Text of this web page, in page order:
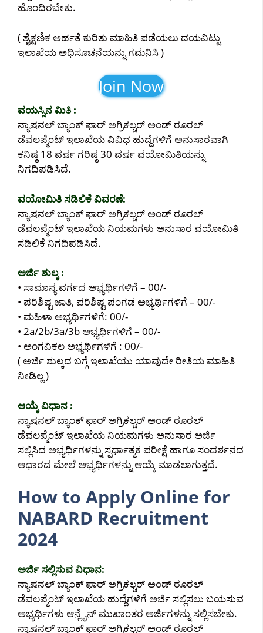
ಹೊಂದಿರಬೇಕು.
( ಶೈಕ್ಷಣಿಕ ಅರ್ಹತೆ ಕುರಿತು ಮಾಹಿತಿ ಪಡೆಯಲು ದಯವಿಟ್ಟು
ಇಲಾಖೆಯ ಅಧಿಸೂಚನೆಯನ್ನು ಗಮನಿಸಿ )
Join Now
ವಯಸ್ಸಿನ ಮಿತಿ :
ನ್ಯಾಷನಲ್ ಬ್ಯಾಂಕ್ ಫಾರ್ ಅಗ್ರಿಕಲ್ಚರ್ ಅಂಡ್ ರೂರಲ್
ಡೆವಲಪ್ಮೆಂಟ್ ಇಲಾಖೆಯ ವಿವಿಧ ಹುದ್ದೆಗಳಿಗೆ ಅನುಸಾರವಾಗಿ
ಕನಿಷ್ಠ 18 ವರ್ಷ ಗರಿಷ್ಠ 30 ವರ್ಷ ವಯೋಮಿತಿಯನ್ನು
ನಿಗದಿಪಡಿಸಿದೆ.
ವಯೋಮಿತಿ ಸಡಿಲಿಕೆ ವಿವರಣೆ:
ನ್ಯಾಷನಲ್ ಬ್ಯಾಂಕ್ ಫಾರ್ ಅಗ್ರಿಕಲ್ಚರ್ ಅಂಡ್ ರೂರಲ್
ಡೆವಲಪ್ಮೆಂಟ್ ಇಲಾಖೆಯ ನಿಯಮಗಳು ಅನುಸಾರ ವಯೋಮಿತಿ
ಸಡಿಲಿಕೆ ನಿಗದಿಪಡಿಸಿದೆ.
ಅರ್ಜಿ ಶುಲ್ಕ :
• ಸಾಮಾನ್ಯ ವರ್ಗದ ಅಭ್ಯರ್ಥಿಗಳಿಗೆ – 00/-
• ಪರಿಶಿಷ್ಟ ಜಾತಿ, ಪರಿಶಿಷ್ಟ ಪಂಗಡ ಅಭ್ಯರ್ಥಿಗಳಿಗೆ – 00/-
• ಮಹಿಳಾ ಅಭ್ಯರ್ಥಿಗಳಿಗೆ: 00/-
• 2a/2b/3a/3b ಅಭ್ಯರ್ಥಿಗಳಿಗೆ – 00/-
• ಅಂಗವಿಕಲ ಅಭ್ಯರ್ಥಿಗಳಿಗೆ : 00/-
( ಅರ್ಜಿ ಶುಲ್ಕದ ಬಗ್ಗೆ ಇಲಾಖೆಯು ಯಾವುದೇ ರೀತಿಯ ಮಾಹಿತಿ
ನೀಡಿಲ್ಲ )
ಆಯ್ಕೆ ವಿಧಾನ :
ನ್ಯಾಷನಲ್ ಬ್ಯಾಂಕ್ ಫಾರ್ ಅಗ್ರಿಕಲ್ಚರ್ ಅಂಡ್ ರೂರಲ್
ಡೆವಲಪ್ಮೆಂಟ್ ಇಲಾಖೆಯ ನಿಯಮಗಳು ಅನುಸಾರ ಅರ್ಜಿ
ಸಲ್ಲಿಸಿದ ಅಭ್ಯರ್ಥಿಗಳನ್ನು ಸ್ಪರ್ಧಾತ್ಮಕ ಪರೀಕ್ಷೆ ಹಾಗೂ ಸಂದರ್ಶನದ
ಆಧಾರದ ಮೇಲೆ ಅಭ್ಯರ್ಥಿಗಳನ್ನು ಆಯ್ಕೆ ಮಾಡಲಾಗುತ್ತದೆ.
How to Apply Online for
NABARD Recruitment
2024
ಅರ್ಜಿ ಸಲ್ಲಿಸುವ ವಿಧಾನ:
ನ್ಯಾಷನಲ್ ಬ್ಯಾಂಕ್ ಫಾರ್ ಅಗ್ರಿಕಲ್ಚರ್ ಅಂಡ್ ರೂರಲ್
ಡೆವಲಪ್ಮೆಂಟ್ ಇಲಾಖೆಯ ಹುದ್ದೆಗಳಿಗೆ ಅರ್ಜಿ ಸಲ್ಲಿಸಲು ಬಯಸುವ
ಅಭ್ಯರ್ಥಿಗಳು ಆನ್ಲೈನ್ ಮುಖಾಂತರ ಅರ್ಜಿಗಳನ್ನು ಸಲ್ಲಿಸಬೇಕು.
ನ್ಯಾಷನಲ್ ಬ್ಯಾಂಕ್ ಫಾರ್ ಅಗ್ರಿಕಲ್ಚರ್ ಅಂಡ್ ರೂರಲ್